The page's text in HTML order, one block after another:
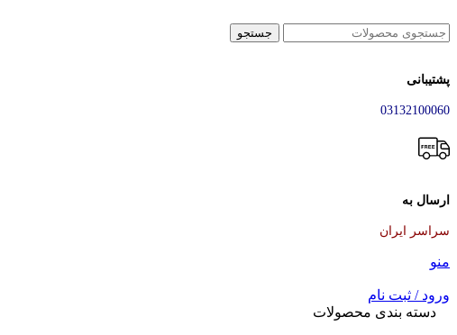
جستجو
پشتیبانی
03132100060
ارسال به
سراسر ایران
منو
ورود / ثبت نام
دسته بندی محصولات